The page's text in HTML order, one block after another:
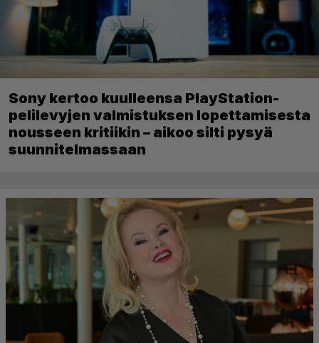
Sony kertoo kuulleensa PlayStation-
pelilevyjen valmistuksen lopettamisesta
nousseen kritiikin – aikoo silti pysyä
suunnitelmassaan